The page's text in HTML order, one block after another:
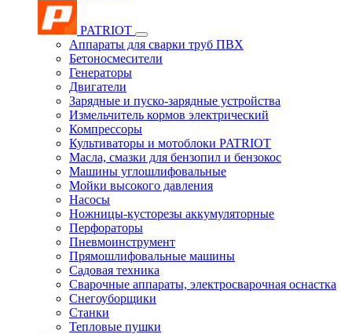
PATRIOT
Аппараты для сварки труб ПВХ
Бетоносмесители
Генераторы
Двигатели
Зарядные и пуско-зарядные устройства
Измельчитель кормов электрический
Компрессоры
Культиваторы и мотоблоки PATRIOT
Масла, смазки для бензопил и бензокос
Машины углошлифовальные
Мойки высокого давления
Насосы
Ножницы-кусторезы аккумуляторные
Перфораторы
Пневмоинструмент
Прямошлифовальные машины
Садовая техника
Сварочные аппараты, электросварочная оснастка
Снегоуборщики
Станки
Тепловые пушки